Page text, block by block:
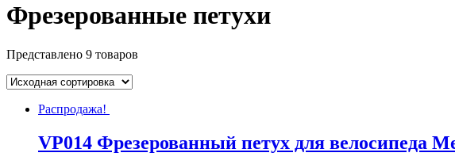
Фрезерованные петухи
Представлено 9 товаров
Распродажа!
VP014 Фрезерованный петух для велосипеда